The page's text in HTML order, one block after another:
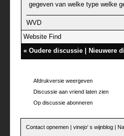
gegeven van welke type welke
WVD
Website Find
« Oudere discussie| Nieuwere
Afdrukversie weergeven
Discussie aan vriend laten zien
Op discussie abonneren
Contact opnemen |vinejo' s wijnblog |